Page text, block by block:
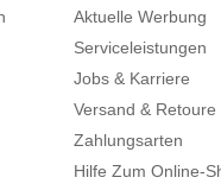
Aktuelle Werbung
Serviceleistungen
Jobs & Karriere
Versand & Retoure
Zahlungsarten
Hilfe Zum Online-